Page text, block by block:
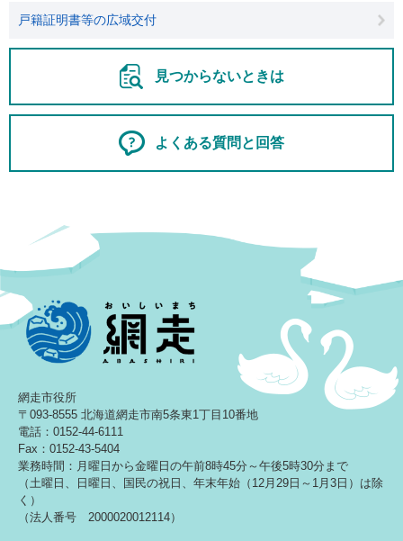
戸籍証明書等の広域交付
見つからないときは
よくある質問と回答
網走市役所
〒093-8555 北海道網走市南5条東1丁目10番地
電話：0152-44-6111
Fax：0152-43-5404
業務時間：月曜日から金曜日の午前8時45分～午後5時30分まで
（土曜日、日曜日、国民の祝日、年末年始（12月29日～1月3日）は除
く）
（法人番号 2000020012114）